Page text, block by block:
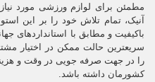
مطمئن برای لوازم ورزشی مورد
آنیک، تمام تلاش خود را بر این
باکیفیت و مطابق با استانداردهای
سریعترین حالت ممکن در اختیار
را در جهت صرفه جویی در وقت و
کشورمان داشته باشد.